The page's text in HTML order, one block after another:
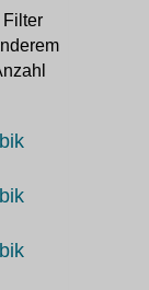
Filter